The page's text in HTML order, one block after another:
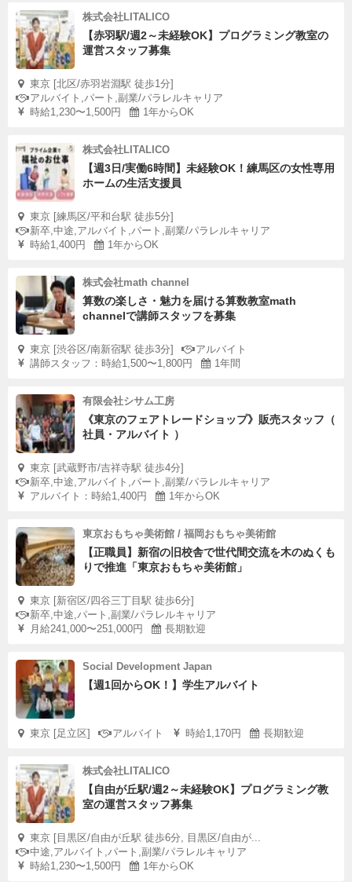
株式会社LITALICO
【赤羽駅/週2～未経験OK】プログラミング教室の
運営スタッフ募集
東京 [北区/赤羽岩淵駅 徒歩1分]
アルバイト,パート,副業/パラレルキャリア
時給1,230〜1,500円
1年からOK
株式会社LITALICO
【週3日/実働6時間】未経験OK！練馬区の女性専用
ホームの生活支援員
東京 [練馬区/平和台駅 徒歩5分]
新卒,中途,アルバイト,パート,副業/パラレルキャリア
時給1,400円
1年からOK
株式会社math channel
算数の楽しさ・魅力を届ける算数教室math
channelで講師スタッフを募集
東京 [渋谷区/南新宿駅 徒歩3分]
アルバイト
講師スタッフ：時給1,500〜1,800円
1年間
有限会社シサム工房
《東京のフェアトレードショップ》販売スタッフ（
社員・アルバイト ）
東京 [武蔵野市/吉祥寺駅 徒歩4分]
新卒,中途,アルバイト,パート,副業/パラレルキャリア
アルバイト：時給1,400円
1年からOK
東京おもちゃ美術館 / 福岡おもちゃ美術館
【正職員】新宿の旧校舎で世代間交流を木のぬくも
りで推進「東京おもちゃ美術館」
東京 [新宿区/四谷三丁目駅 徒歩6分]
新卒,中途,パート,副業/パラレルキャリア
月給241,000〜251,000円
長期歓迎
Social Development Japan
【週1回からOK！】学生アルバイト
東京 [足立区] アルバイト 時給1,170円 長期歓迎
株式会社LITALICO
【自由が丘駅/週2～未経験OK】プログラミング教
室の運営スタッフ募集
東京 [目黒区/自由が丘駅 徒歩6分, 目黒区/自由が...
中途,アルバイト,パート,副業/パラレルキャリア
時給1,230〜1,500円
1年からOK